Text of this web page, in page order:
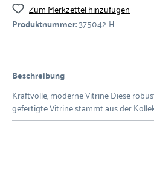
Zum Merkzettel hinzufügen
Produktnummer:375042-H
Beschreibung
Kraftvolle, moderne Vitrine Diese
gefertigte Vitrine stammt aus der